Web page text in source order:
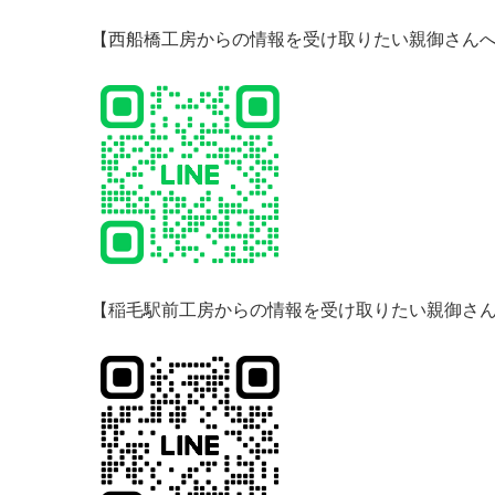
【西船橋工房からの情報を受け取りたい親御さんへ
【稲毛駅前工房からの情報を受け取りたい親御さん